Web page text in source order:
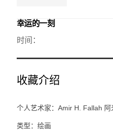
幸运的一刻
时间：
收藏介绍
个人艺术家：Amir H. Fallah 阿
类型：绘画